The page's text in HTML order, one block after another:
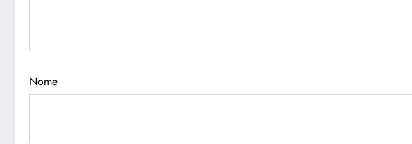
Nome